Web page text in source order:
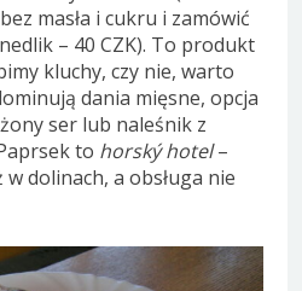
masła i cukru i zamówić
– 40 CZK). To produkt
kluchy, czy nie, warto
dania mięsne, opcja
ser lub naleśnik z
to horský hotel–
dolinach, a obsługa nie